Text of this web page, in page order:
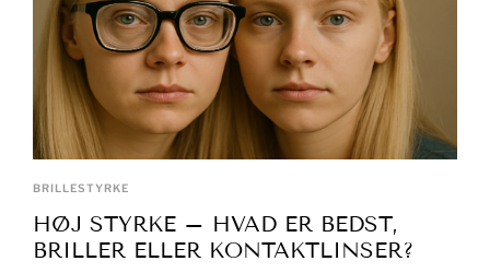
BRILLESTYRKE
HØJ STYRKE – HVAD ER BEDST,
BRILLER ELLER KONTAKTLINSER?